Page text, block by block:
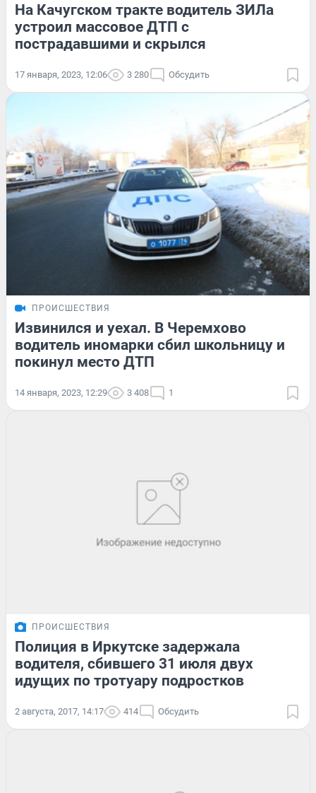
На Качугском тракте водитель ЗИЛа
устроил массовое ДТП с
пострадавшими и скрылся
17 января, 2023, 12:06 3 280 Обсудить
ПРОИСШЕСТВИЯ
Извинился и уехал. В Черемхово
водитель иномарки сбил школьницу и
покинул место ДТП
14 января, 2023, 12:29 3 408 1
ПРОИСШЕСТВИЯ
Полиция в Иркутске задержала
водителя, сбившего 31 июля двух
идущих по тротуару подростков
2 августа, 2017, 14:17 414 Обсудить